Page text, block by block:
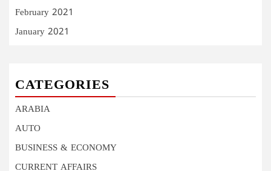
February 2021
January 2021
CATEGORIES
ARABIA
AUTO
BUSINESS & ECONOMY
CURRENT AFFAIRS